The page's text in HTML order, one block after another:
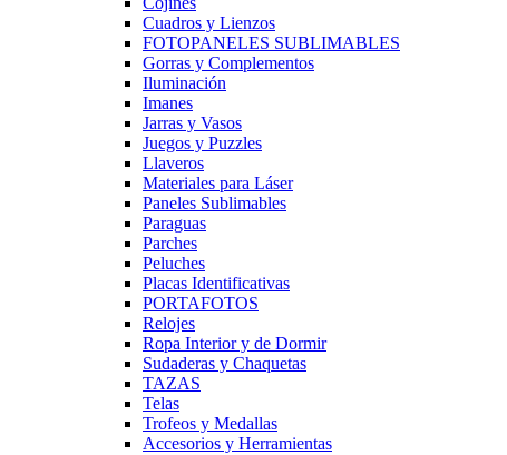
Cuadros y Lienzos
FOTOPANELES SUBLIMABLES
Gorras y Complementos
Iluminación
Imanes
Jarras y Vasos
Juegos y Puzzles
Llaveros
Materiales para Láser
Paneles Sublimables
Paraguas
Parches
Peluches
Placas Identificativas
PORTAFOTOS
Relojes
Ropa Interior y de Dormir
Sudaderas y Chaquetas
TAZAS
Telas
Trofeos y Medallas
Accesorios y Herramientas